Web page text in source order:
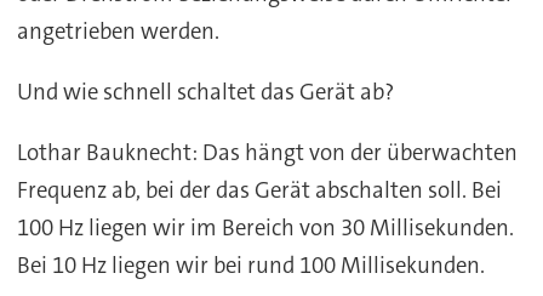
angetrieben werden.
Und wie schnell schaltet das Gerät ab?
Lothar Bauknecht: Das hängt von der überwachten
Frequenz ab, bei der das Gerät abschalten soll. Bei
100 Hz liegen wir im Bereich von 30 Millisekunden.
Bei 10 Hz liegen wir bei rund 100 Millisekunden.